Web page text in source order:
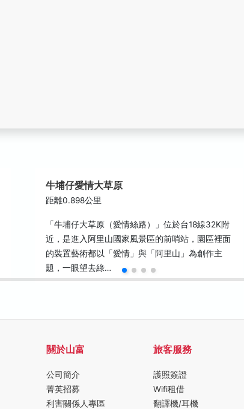
牛埔仔愛情大草原
距離0.898公里
「牛埔仔大草原（愛情絲路）」位於台18線32K附
近，是進入阿里山國家風景區的前哨站，園區裡面
的裝置藝術都以「愛情」與「阿里山」為創作主
題，一眼望去綠…
關於山富
公司簡介
菁英招募
利害關係人專區
旅客服務
護照簽證
Wifi租借
翻譯機/耳機